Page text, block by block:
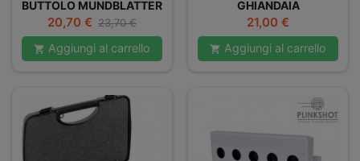
BUTTOLO MUNDBLATTER
Prezzo
20,70 € Prezzo
base
23,70 €
 Aggiungi al carrello
GHIANDAIA
Prezzo
21,00 €
 Aggiungi al carrello